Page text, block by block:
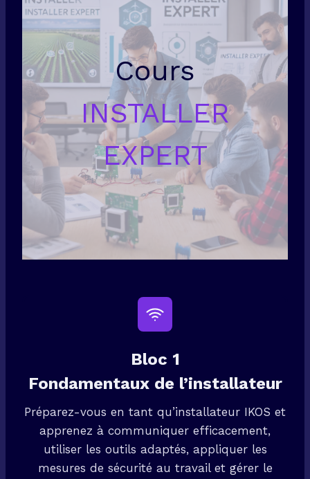
Cours
INSTALLER
EXPERT
Bloc 1
Fondamentaux de l’installateur
Préparez-vous en tant qu’installateur IKOS et
apprenez à communiquer efficacement,
utiliser les outils adaptés, appliquer les
mesures de sécurité au travail et gérer le